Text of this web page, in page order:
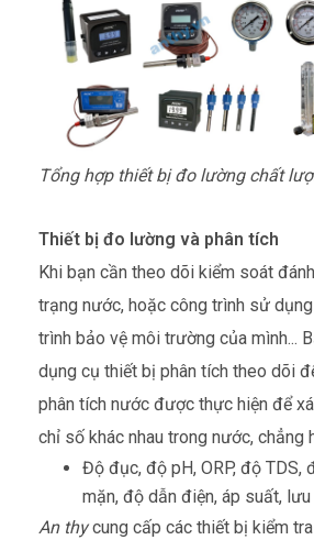
Tổng hợp thiết bị đo lường chất
Thiết bị đo lường và phân tích
Khi bạn cần theo dõi kiểm soát
trạng nước, hoặc công trình sử
trình bảo vệ môi trường của mình...
dụng cụ thiết bị phân tích theo dõi
phân tích nước được thực hiện để
chỉ số khác nhau trong nước, chẳng
Độ đục, độ pH, ORP, độ TDS,
mặn, độ dẫn điện, áp suất, lưu
An thycung cấp các thiết bị kiểm